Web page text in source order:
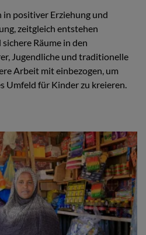
in positiver Erziehung und
zeitgleich entstehen
Räume in den
Jugendliche und traditionelle
Arbeit mit einbezogen, um
Umfeld für Kinder zu kreieren.